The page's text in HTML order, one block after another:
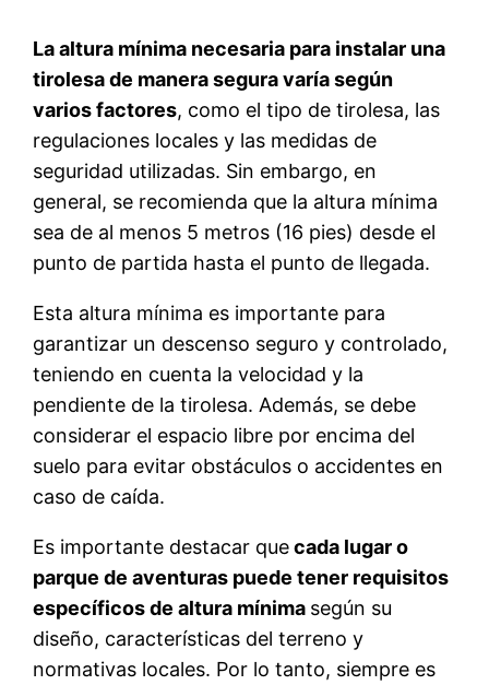
La altura mínima necesaria para instalar una
tirolesa de manera segura varía según
varios factores, como el tipo de tirolesa, las
regulaciones locales y las medidas de
seguridad utilizadas. Sin embargo, en
general, se recomienda que la altura mínima
sea de al menos 5 metros (16 pies) desde el
punto de partida hasta el punto de llegada.
Esta altura mínima es importante para
garantizar un descenso seguro y controlado,
teniendo en cuenta la velocidad y la
pendiente de la tirolesa. Además, se debe
considerar el espacio libre por encima del
suelo para evitar obstáculos o accidentes en
caso de caída.
Es importante destacar quecada lugar o
parque de aventuras puede tener requisitos
específicos de altura mínima según su
diseño, características del terreno y
normativas locales. Por lo tanto, siempre es